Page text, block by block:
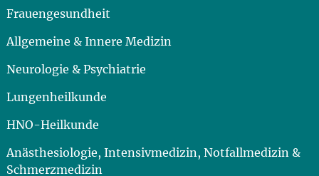
Frauengesundheit
Allgemeine & Innere Medizin
Neurologie & Psychiatrie
Lungenheilkunde
HNO-Heilkunde
Anästhesiologie, Intensivmedizin, Notfallmedizin &
Schmerzmedizin